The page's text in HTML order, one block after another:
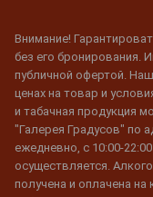
Внимание!
без его бронирования.
публичной офертой.
ценах на товар и
и табачная продукция
"Галерея Градусов" по
ежедневно, с 10:00-
осуществляется.
получена и оплачена на